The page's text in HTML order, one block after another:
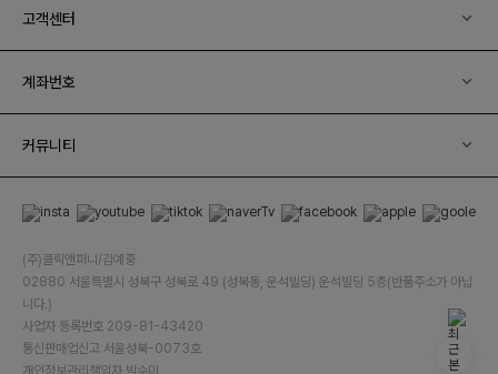
고객센터
계좌번호
커뮤니티
(주)클릭앤퍼니/김예중
02880 서울특별시 성북구 성북로 49 (성북동, 운석빌딩) 운석빌딩 5층(반품주소가 아닙
니다.)
사업자 등록번호 209-81-43420
통신판매업신고 서울성북-0073호
개인정보관리책임자 박수미